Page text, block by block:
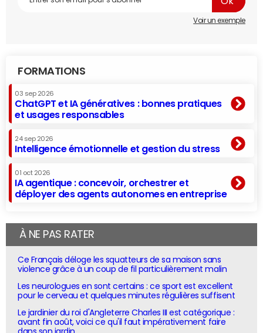
Voir un exemple
FORMATIONS
03 sep 2026
ChatGPT et IA génératives : bonnes pratiques
et usages responsables
24 sep 2026
Intelligence émotionnelle et gestion du stress
01 oct 2026
IA agentique : concevoir, orchestrer et
déployer des agents autonomes en entreprise
À NE PAS RATER
Ce Français déloge les squatteurs de sa maison sans
violence grâce à un coup de fil particulièrement malin
Les neurologues en sont certains : ce sport est excellent
pour le cerveau et quelques minutes régulières suffisent
Le jardinier du roi d'Angleterre Charles III est catégorique :
avant fin août, voici ce qu'il faut impérativement faire
dans son jardin